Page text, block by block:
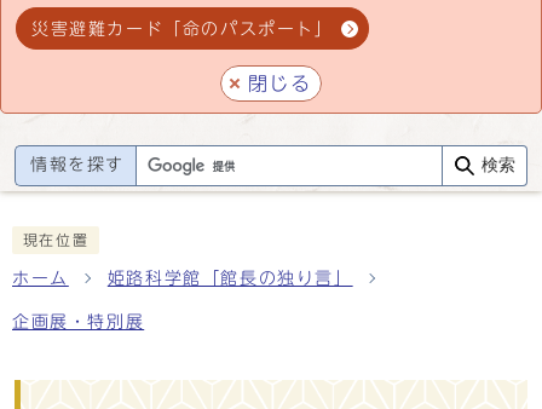
災害避難カード「命のパスポート」
閉じる
情報を探す 検索
現在位置
ホーム 姫路科学館「館長の独り言」
企画展・特別展